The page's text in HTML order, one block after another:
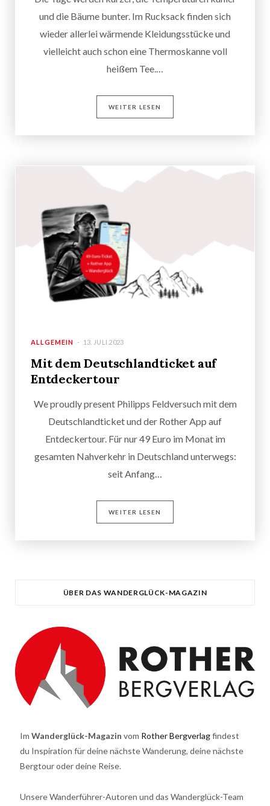
und die Bäume bunter. Im Rucksack finden sich
wieder allerlei wärmende Kleidungsstücke und
vielleicht auch schon eine Thermoskanne voll
heißem Tee.…
WEITER LESEN
ALLGEMEIN 13. JULI 2023
Mit dem Deutschlandticket auf
Entdeckertour
We proudly present Philipps Feldversuch mit dem
Deutschlandticket und der Rother App auf
Entdeckertour. Für nur 49 Euro im Monat im
gesamten Nahverkehr in Deutschland unterwegs:
seit Anfang…
WEITER LESEN
ÜBER DAS WANDERGLÜCK-MAGAZIN
Im Wanderglück-Magazin vom Rother Bergverlagfindest
du Inspiration für deine nächste Wanderung, deine nächste
Bergtour oder deine Reise.
Unsere Wanderführer-Autoren und das Wanderglück-Team